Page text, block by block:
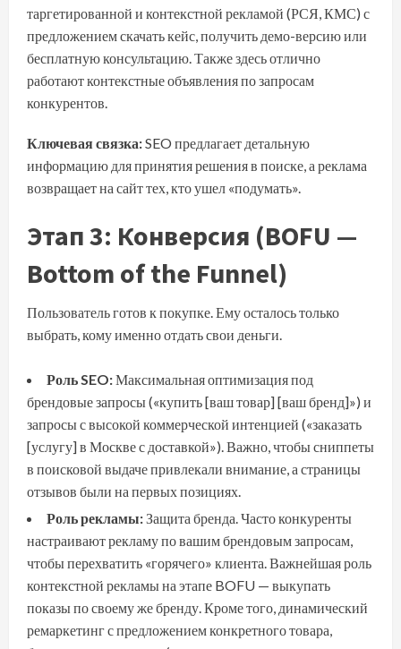
таргетированной и контекстной рекламой (РСЯ, КМС) с
предложением скачать кейс, получить демо-версию или
бесплатную консультацию. Также здесь отлично
работают контекстные объявления по запросам
конкурентов.
Ключевая связка:SEO предлагает детальную
информацию для принятия решения в поиске, а реклама
возвращает на сайт тех, кто ушел «подумать».
Этап 3: Конверсия (BOFU —
Bottom of the Funnel)
Пользователь готов к покупке. Ему осталось только
выбрать, кому именно отдать свои деньги.
Роль SEO:Максимальная оптимизация под
брендовые запросы («купить [ваш товар] [ваш бренд]») и
запросы с высокой коммерческой интенцией («заказать
[услугу] в Москве с доставкой»). Важно, чтобы сниппеты
в поисковой выдаче привлекали внимание, а страницы
отзывов были на первых позициях.
Роль рекламы:Защита бренда. Часто конкуренты
настраивают рекламу по вашим брендовым запросам,
чтобы перехватить «горячего» клиента. Важнейшая роль
контекстной рекламы на этапе BOFU — выкупать
показы по своему же бренду. Кроме того, динамический
ремаркетинг с предложением конкретного товара,